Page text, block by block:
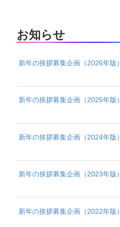
お知らせ
新年の挨拶募集企画（2026年版）
新年の挨拶募集企画（2025年版）
新年の挨拶募集企画（2024年版）
新年の挨拶募集企画（2023年版）
新年の挨拶募集企画（2022年版）